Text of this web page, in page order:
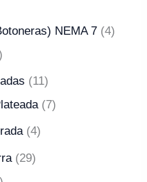
NEMA 7 4
11
7
4
29